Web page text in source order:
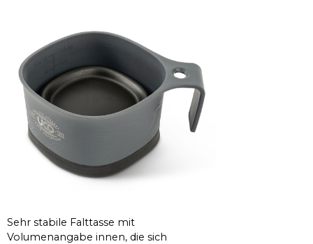
Sehr stabile Falttasse mit
Volumenangabe innen, die sich